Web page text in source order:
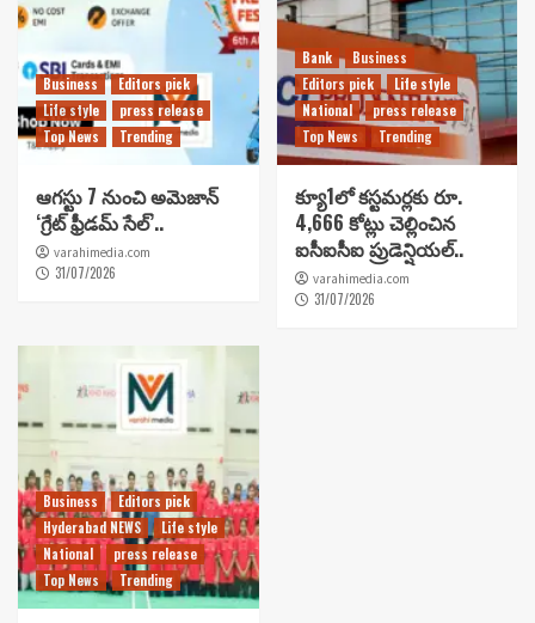
Business
Editors pick
Life style
press release
Top News
Trending
ఆగస్టు 7 నుంచి అమెజాన్
‘గ్రేట్ ఫ్రీడమ్ సేల్’..
varahimedia.com
31/07/2026
Bank
Business
Editors pick
Life style
National
press release
Top News
Trending
క్యూ1లో కస్టమర్లకు రూ.
4,666 కోట్లు చెల్లించిన
ఐసీఐసీఐ ప్రుడెన్షియల్..
varahimedia.com
31/07/2026
Business
Editors pick
Hyderabad NEWS
Life style
National
press release
Top News
Trending